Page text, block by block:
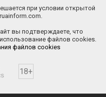
при условии открытой
вы подтверждаете, что
файлов cookies.
файлов cookies
18+